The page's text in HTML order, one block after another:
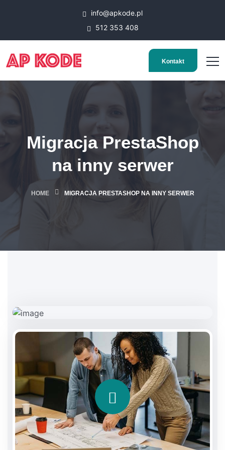
info@apkode.pl
512 353 408
Kontakt
Migracja PrestaShop
na inny serwer
HOME MIGRACJA PRESTASHOP NA INNY SERWER